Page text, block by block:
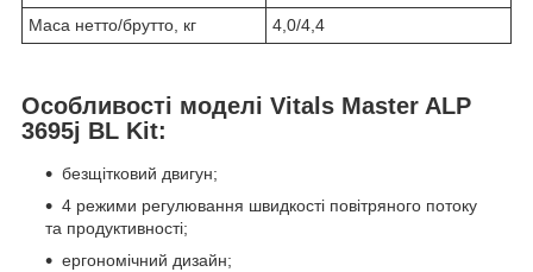
Маса нетто/брутто, кг
4,0/4,4
Особливості моделі Vitals Master ALP
3695j BL Kit:
безщітковий двигун;
4 режими регулювання швидкості повітряного потоку
та продуктивності;
ергономічний дизайн;